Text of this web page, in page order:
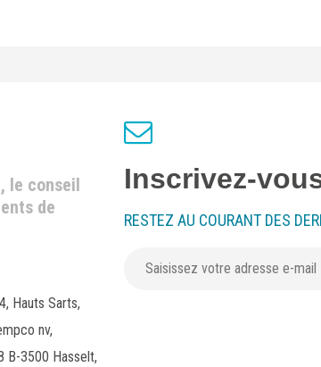
Inscrivez-
RESTEZ AU COURANT DES
le conseil
de
Hauts Sarts,
nv,
B-3500 Hasselt,